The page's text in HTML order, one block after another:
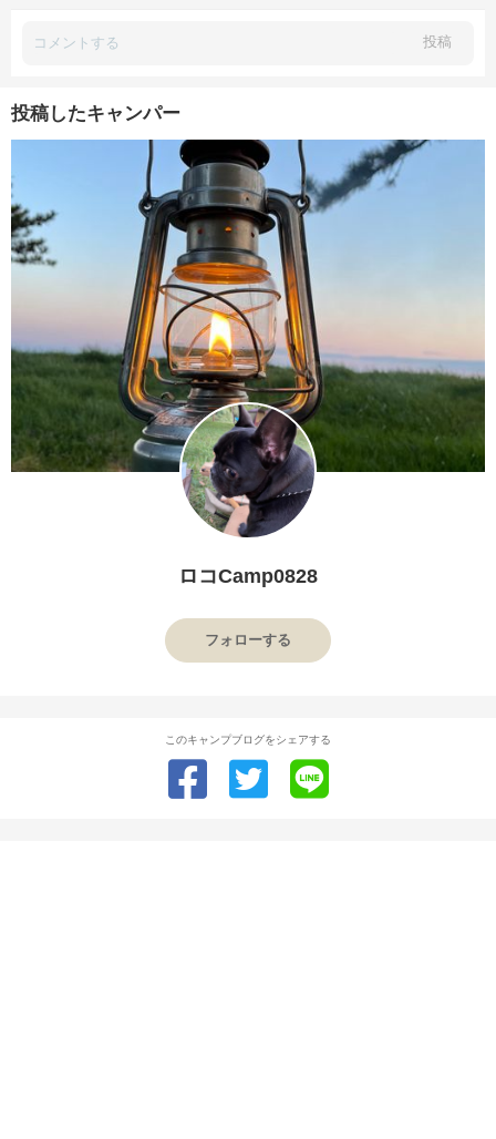
投稿
投稿したキャンパー
ロコCamp0828
フォローする
このキャンプブログをシェアする